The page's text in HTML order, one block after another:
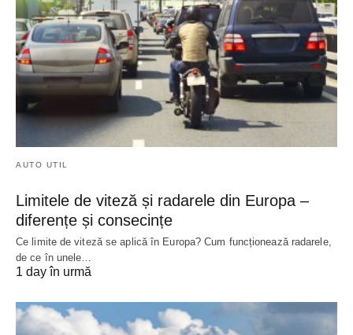
AUTO UTIL
Limitele de viteză și radarele din Europa –
diferențe și consecințe
Ce limite de viteză se aplică în Europa? Cum funcționează radarele,
de ce în unele…
1 day în urmă